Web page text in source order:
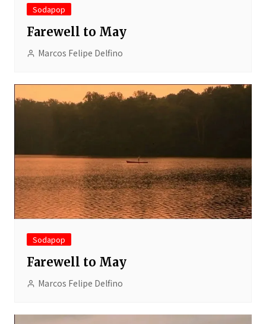
Sodapop
Farewell to May
Marcos Felipe Delfino
Sodapop
Farewell to May
Marcos Felipe Delfino